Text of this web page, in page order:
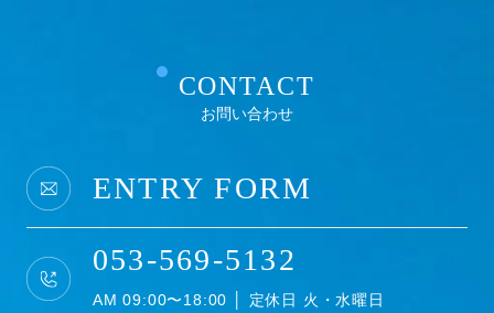
CONTACT
お問い合わせ
ENTRY FORM
053-569-5132
AM 09:00〜18:00 │ 定休日 火・水曜日